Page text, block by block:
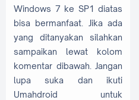
Windows 7 ke SP1 diatas
bisa bermanfaat. Jika ada
yang ditanyakan silahkan
sampaikan lewat kolom
komentar dibawah. Jangan
lupa suka dan ikuti
Umahdroid untuk